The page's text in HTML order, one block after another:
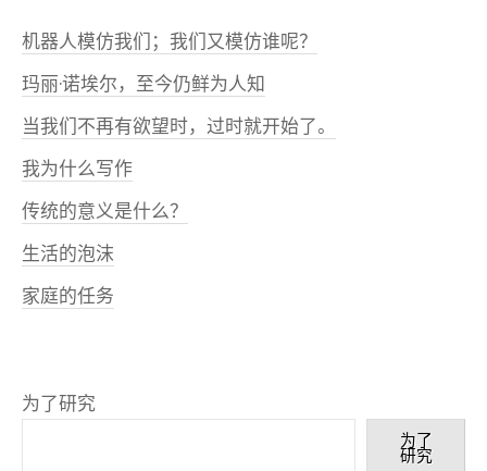
机器人模仿我们；我们又模仿谁呢？
玛丽·诺埃尔，至今仍鲜为人知
当我们不再有欲望时，过时就开始了。
我为什么写作
传统的意义是什么？
生活的泡沫
家庭的任务
为了研究
为了
研究